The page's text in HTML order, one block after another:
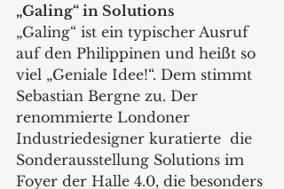
„Galing“ in Solutions
„Galing“ ist ein typischer Ausruf
auf den Philippinen und heißt so
viel „Geniale Idee!“. Dem stimmt
Sebastian Bergne zu. Der
renommierte Londoner
Industriedesigner kuratierte  die
Sonderausstellung Solutions im
Foyer der Halle 4.0, die besonders